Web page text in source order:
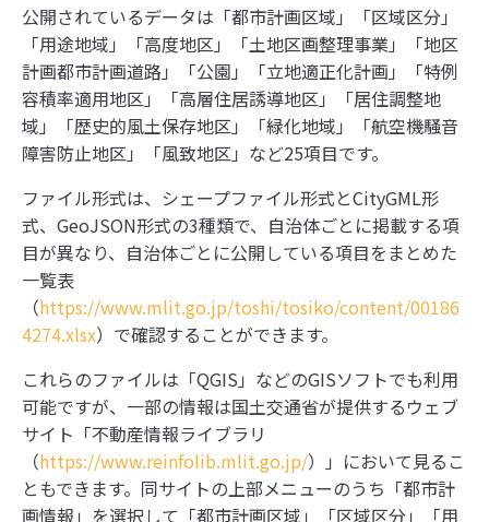
公開されているデータは「都市計画区域」「区域区分」
「用途地域」「高度地区」「土地区画整理事業」「地区
計画都市計画道路」「公園」「立地適正化計画」「特例
容積率適用地区」「高層住居誘導地区」「居住調整地
域」「歴史的風土保存地区」「緑化地域」「航空機騒音
障害防止地区」「風致地区」など25項目です。
ファイル形式は、シェープファイル形式とCityGML形
式、GeoJSON形式の3種類で、自治体ごとに掲載する項
目が異なり、自治体ごとに公開している項目をまとめた
一覧表
（https://www.mlit.go.jp/toshi/tosiko/content/00186
4274.xlsx）で確認することができます。
これらのファイルは「QGIS」などのGISソフトでも利用
可能ですが、一部の情報は国土交通省が提供するウェブ
サイト「不動産情報ライブラリ
（https://www.reinfolib.mlit.go.jp/）」において見るこ
ともできます。同サイトの上部メニューのうち「都市計
画情報」を選択して「都市計画区域」「区域区分」「用